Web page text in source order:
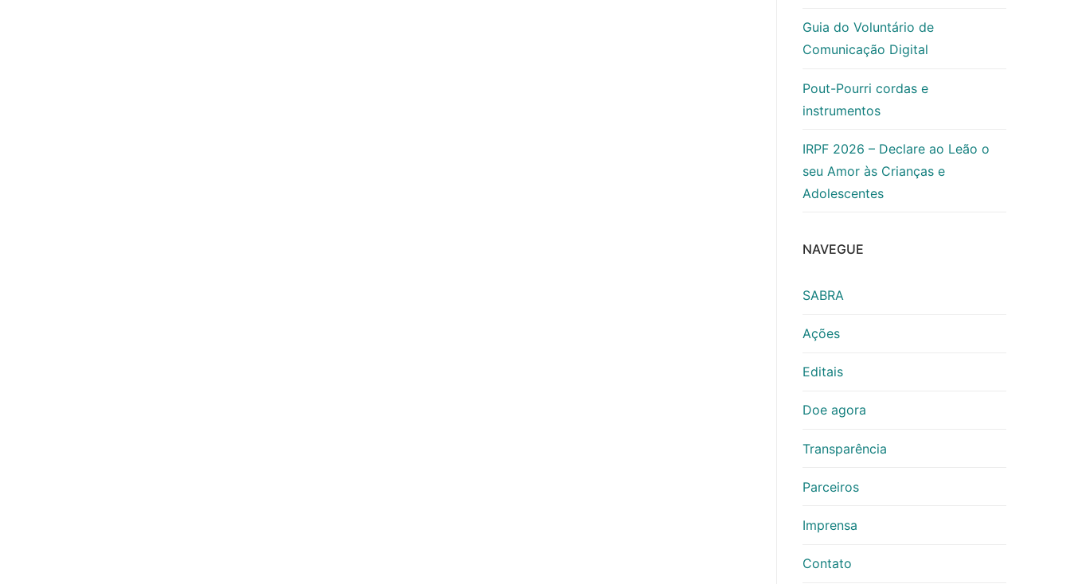
Guia do Voluntário de
Comunicação Digital
Pout-Pourri cordas e
instrumentos
IRPF 2026 – Declare ao Leão o
seu Amor às Crianças e
Adolescentes
NAVEGUE
SABRA
Ações
Editais
Doe agora
Transparência
Parceiros
Imprensa
Contato